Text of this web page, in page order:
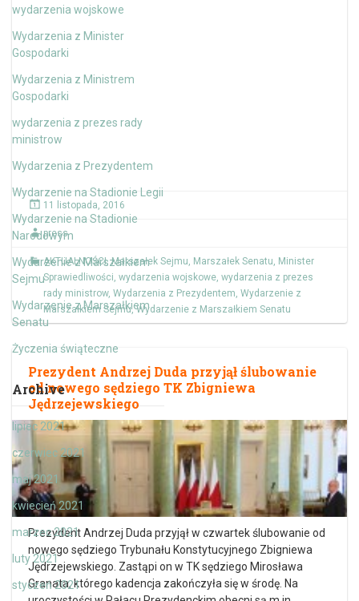
wydarzenia wojskowe
Wydarzenia z Minister
Gospodarki
Wydarzenia z Ministrem
Gospodarki
wydarzenia z prezes rady
ministrow
Wydarzenia z Prezydentem
Wydarzenie na Stadionie Legii
Wydarzenie na Stadionie
Narodowym
Wydarzenie z Marszałkiem
Sejmu
Wydarzenie z Marszałkiem
Senatu
Życzenia świąteczne
Archive
lipiec 2021
czerwiec 2021
maj 2021
kwiecień 2021
marzec 2021
luty 2021
styczeń 2021
11 listopada, 2016
press
AKTUALNOŚCI,Marszałek Sejmu, Marszałek Senatu, Minister
Sprawiedliwości, wydarzenia wojskowe, wydarzenia z prezes
rady ministrow, Wydarzenia z Prezydentem, Wydarzenie z
Marszałkiem Sejmu,Wydarzenie z Marszałkiem Senatu
Prezydent Andrzej Duda przyjął ślubowanie
od nowego sędziego TK Zbigniewa
Jędrzejewskiego
Prezydent Andrzej Duda przyjął w czwartek ślubowanie od
nowego sędziego Trybunału Konstytucyjnego Zbigniewa
Jędrzejewskiego. Zastąpi on w TK sędziego Mirosława
Granata, którego kadencja zakończyła się w środę. Na